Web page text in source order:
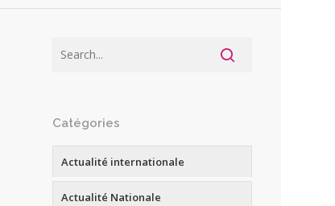
Catégories
Actualité internationale
Actualité Nationale